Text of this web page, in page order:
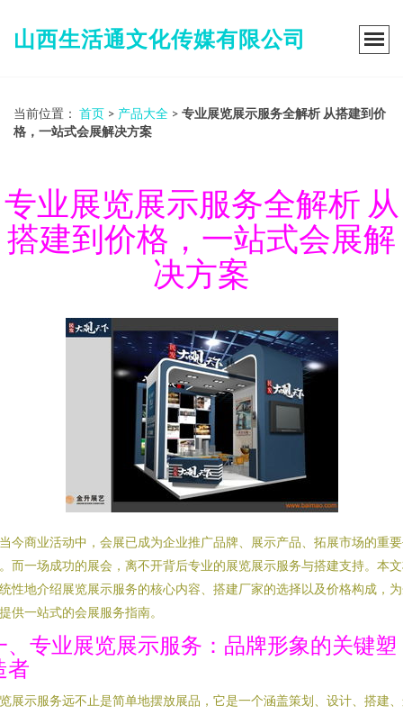
山西生活通文化传媒有限公司
当前位置： 首页 > 产品大全 > 专业展览展示服务全解析 从搭建到价
格，一站式会展解决方案
专业展览展示服务全解析 从
搭建到价格，一站式会展解
决方案
今商业活动中，会展已成为企业推广品牌、展示产品、拓展市场的重
而一场成功的展会，离不开背后专业的展览展示服务与搭建支持。本
性地介绍展览展示服务的核心内容、搭建厂家的选择以及价格构成，
供一站式的会展服务指南。
、专业展览展示服务：品牌形象的关键塑
者
展示服务远不止是简单地摆放展品，它是一个涵盖策划、设计、搭建